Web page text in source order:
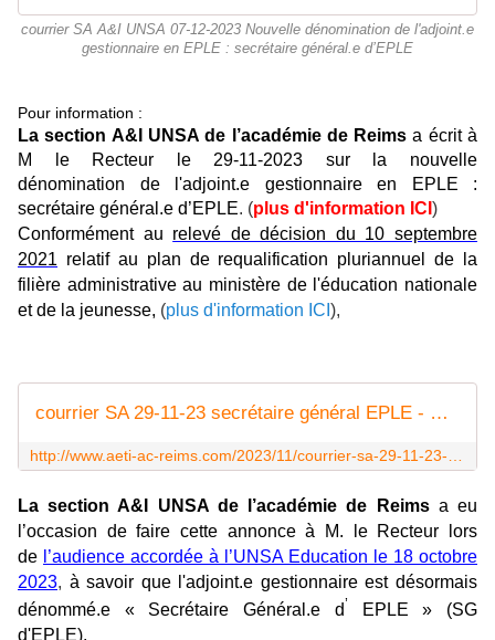
courrier SA A&I UNSA 07-12-2023 Nouvelle dénomination de l'adjoint.e
gestionnaire en EPLE : secrétaire général.e d’EPLE
Pour information :
La section A&I UNSA de l’académie de Reims a écrità
M le Recteur le 29-11-2023 sur la nouvelle
dénomination de l'adjoint.e gestionnaire en EPLE :
secrétaire général.e d’EPLE. (plus d'information ICI )
Conformément au relevé de décision du 10 septembre
2021 relatif au plan de requalification pluriannuel de la
filière administrative au ministère de l'éducation nationale
et de la jeunesse, (plus d'information ICI ),
courrier SA 29-11-23 secrétaire général EPLE - Syndicat AetI-UNSA Académie Reims
La section A&I UNSA de l’académie de Reimsa eu
l’occasion de faire cette annonce à M. le Recteur lors
de l’audience accordée à l’UNSA Education le 18 octobre
2023, à savoir que l'adjoint.e gestionnaire est désormais
dénommé.e « Secrétaire Général.e d’
EPLE » (SG
d'EPLE).